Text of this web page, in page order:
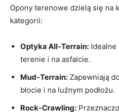
Opony terenowe dzielą⁣ się na
kategorii:
Optyka All-Terrain: Idealne
terenie ⁢i ​na asfalcie.
Mud-Terrain: Zapewniają
⁤błocie‌ i na luźnym podłożu.
Rock-Crawling: